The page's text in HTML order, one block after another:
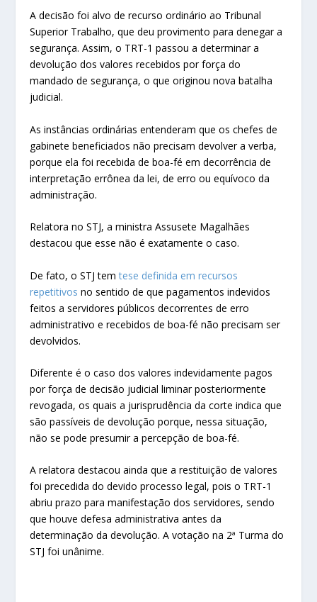
A decisão foi alvo de recurso ordinário ao Tribunal
Superior Trabalho, que deu provimento para denegar a
segurança. Assim, o TRT-1 passou a determinar a
devolução dos valores recebidos por força do
mandado de segurança, o que originou nova batalha
judicial.
As instâncias ordinárias entenderam que os chefes de
gabinete beneficiados não precisam devolver a verba,
porque ela foi recebida de boa-fé em decorrência de
interpretação errônea da lei, de erro ou equívoco da
administração.
Relatora no STJ, a ministra Assusete Magalhães
destacou que esse não é exatamente o caso.
De fato, o STJ temtese definida em recursos
repetitivos no sentido de que pagamentos indevidos
feitos a servidores públicos decorrentes de erro
administrativo e recebidos de boa-fé não precisam ser
devolvidos.
Diferente é o caso dos valores indevidamente pagos
por força de decisão judicial liminar posteriormente
revogada, os quais a jurisprudência da corte indica que
são passíveis de devolução porque, nessa situação,
não se pode presumir a percepção de boa-fé.
A relatora destacou ainda que a restituição de valores
foi precedida do devido processo legal, pois o TRT-1
abriu prazo para manifestação dos servidores, sendo
que houve defesa administrativa antes da
determinação da devolução. A votação na 2ª Turma do
STJ foi unânime.